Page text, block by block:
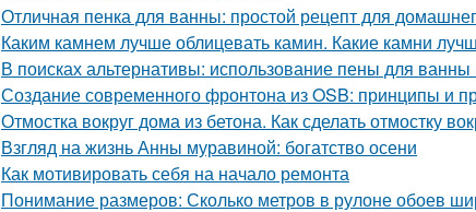
Отличная пенка для ванны: простой рецепт для
Каким камнем лучше облицевать камин. Какие камни
В поисках альтернативы: использование пены для
Создание современного фронтона из OSB: принципы и
Отмостка вокруг дома из бетона. Как сделать отмостку
Взгляд на жизнь Анны муравиной: богатство осени
Как мотивировать себя на начало ремонта
Понимание размеров: Сколько метров в рулоне обоев